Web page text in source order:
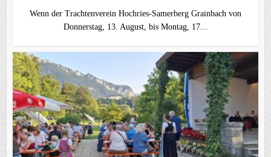
Wenn der Trachtenverein Hochries-Samerberg Grainbach von
Donnerstag, 13. August, bis Montag, 17...